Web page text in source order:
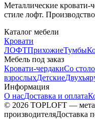
Металлические кровати-
стиле лофт.
Каталог мебели
Кровати
ЛОФТПрихожиеТумбы
Мебель под заказ
Кровати-чердакиСо
взрослыхДетские
Информация
О насДоставка и оплата
© 2026 TOPLOFT —
производителяДоставка